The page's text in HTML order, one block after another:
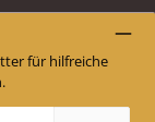
für hilfreiche